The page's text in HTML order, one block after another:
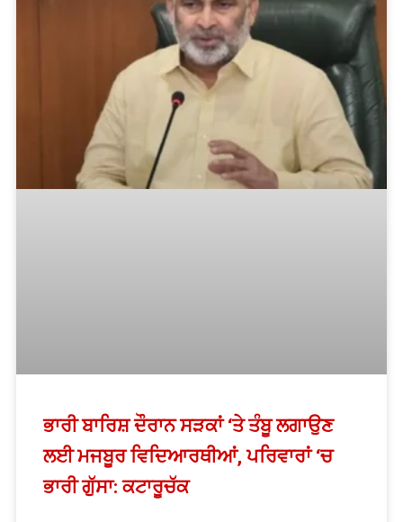
ਭਾਰੀ ਬਾਰਿਸ਼ ਦੌਰਾਨ ਸੜਕਾਂ ‘ਤੇ ਤੰਬੂ ਲਗਾਉਣ
ਲਈ ਮਜਬੂਰ ਵਿਦਿਆਰਥੀਆਂ, ਪਰਿਵਾਰਾਂ ‘ਚ
ਭਾਰੀ ਗੁੱਸਾ: ਕਟਾਰੂਚੱਕ